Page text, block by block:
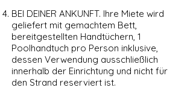
BEI DEINER ANKUNFT. Ihre Miete wird
geliefert mit gemachtem Bett,
bereitgestellten Handtüchern, 1
Poolhandtuch pro Person inklusive,
dessen Verwendung ausschließlich
innerhalb der Einrichtung und nicht für
den Strand reserviert ist.